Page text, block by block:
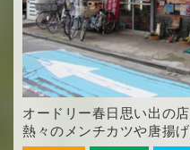
オードリー春日思い出の
熱々のメンチカツや唐揚げ